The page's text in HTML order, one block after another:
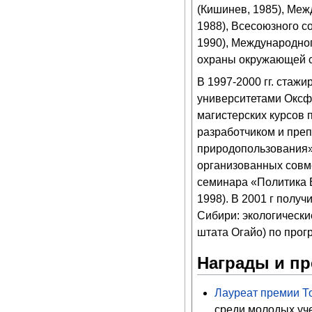
(Кишинев, 1985),
1988), Всесоюзного
1990),
охраны окружающей
В 1997-2000 гг.
университетами
магистерских
разработчиком и
организованных
семинара «Политика
1998). В 2001 г
Сибири:
штата Огайо) по
Награды и
Лауреат премии